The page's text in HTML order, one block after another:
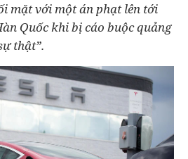
mặt với một án phạt lên tới
Quốc khi bị cáo buộc quảng
thật”.